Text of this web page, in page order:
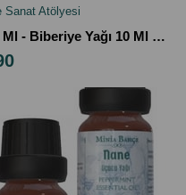
Sanat Atölyesi
Ada Çayı Yağı 10 Ml - Biberiye Yağı 10 Ml - Lavanta Yağı 10 Ml